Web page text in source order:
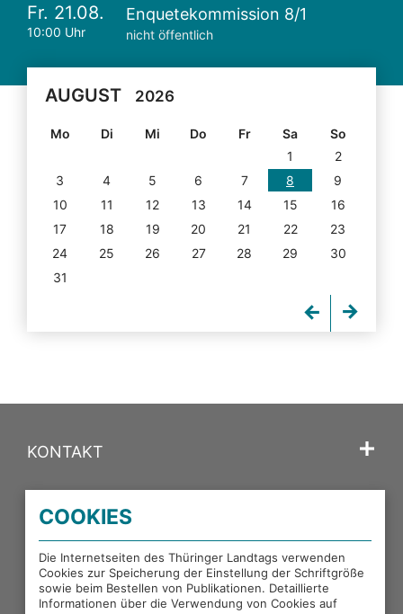
Fr. 21.08.
10:00 Uhr
Enquetekommission 8/1
nicht öffentlich
AUGUST 2026
Mo Di Mi Do Fr Sa
So
1
2
3
4 5 6 7 8
9
10
11 12 13 14 15
16
17
18 19 20 21 22
23
24
25 26 27 28 29
30
31
KONTAKT
PORTALE DES THÜRINGER LANDTAGS
EXTERNE LINKS
COOKIES
Die Internetseiten des Thüringer Landtags verwenden
Cookies zur Speicherung der Einstellung der Schriftgröße
sowie beim Bestellen von Publikationen. Detaillierte
Informationen über die Verwendung von Cookies auf